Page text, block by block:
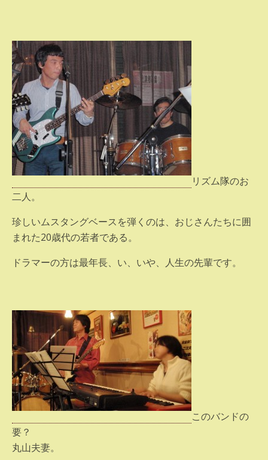
リズム隊のお
二人。
珍しいムスタングベースを弾くのは、おじさんたちに囲
まれた20歳代の若者である。
ドラマーの方は最年長、い、いや、人生の先輩です。
このバンドの
要？
丸山夫妻。